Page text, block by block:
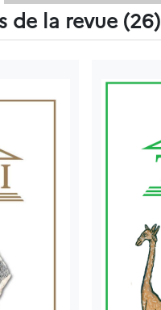
de la revue (26)